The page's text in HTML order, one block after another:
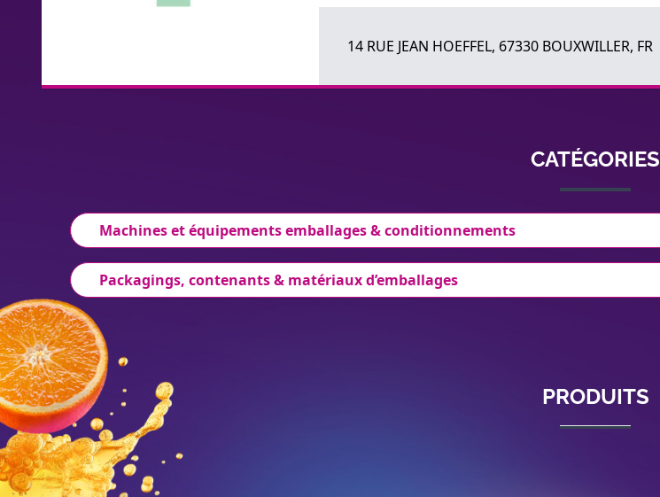
14 RUE JEAN HOEFFEL, 67330 BOUXWILLER, FR
CATÉGORIES
Machines et équipements emballages & conditionnements
Packagings, contenants & matériaux d’emballages
PRODUITS